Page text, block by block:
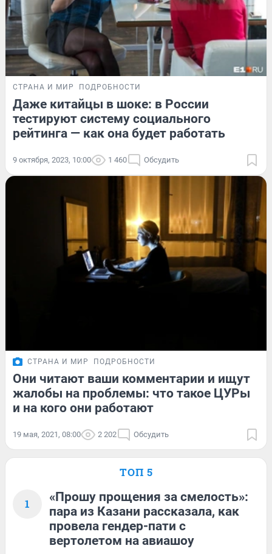
СТРАНА И МИР ПОДРОБНОСТИ
Даже китайцы в шоке: в России
тестируют систему социального
рейтинга — как она будет работать
9 октября, 2023, 10:00 1 460 Обсудить
СТРАНА И МИР ПОДРОБНОСТИ
Они читают ваши комментарии и ищут
жалобы на проблемы: что такое ЦУРы
и на кого они работают
19 мая, 2021, 08:00 2 202 Обсудить
ТОП 5
1
«Прошу прощения за смелость»:
пара из Казани рассказала, как
провела гендер-пати с
вертолетом на авиашоу